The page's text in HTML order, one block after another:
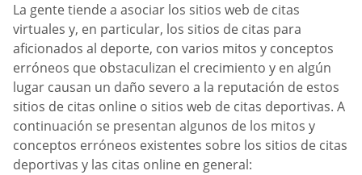
La gente tiende a asociar los sitios web de citas
virtuales y, en particular, los sitios de citas para
aficionados al deporte, con varios mitos y conceptos
erróneos que obstaculizan el crecimiento y en algún
lugar causan un daño severo a la reputación de estos
sitios de citas online o sitios web de citas deportivas. A
continuación se presentan algunos de los mitos y
conceptos erróneos existentes sobre los sitios de citas
deportivas y las citas online en general: